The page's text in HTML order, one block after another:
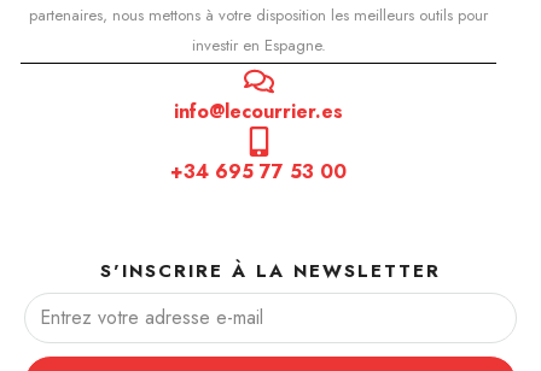
partenaires, nous mettons à votre disposition les meilleurs outils pour
investir en Espagne.
info@lecourrier.es
+34 695 77 53 00
S'INSCRIRE À LA NEWSLETTER